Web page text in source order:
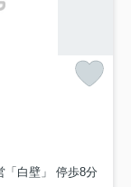
「白壁」 停歩8分